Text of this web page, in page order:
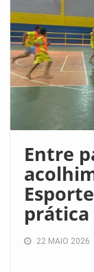
Entre
prática
22 MAIO 2026